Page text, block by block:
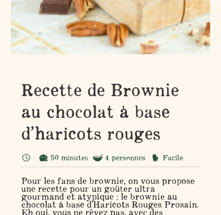
Recette de Brownie
au chocolat à base
d’haricots rouges
50 minutes 4 personnes Facile
Pour les fans de brownie, on vous propose
une recette pour un goûter ultra
gourmand et atypique : le brownie au
chocolat à base d'Haricots Rouges Prosain.
Eh oui, vous ne rêvez pas, avec des